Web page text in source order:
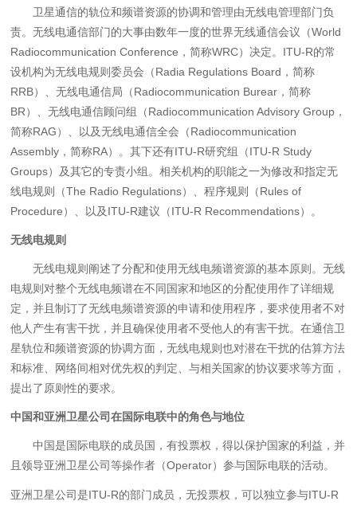
卫星通信的轨位和频谱资源的协调和管理由无线电管理部门负
责。无线电通信部门的大事由数年一度的世界无线通信会议（World
Radiocommunication Conference，简称WRC）决定。ITU-R的常
设机构为无线电规则委员会（Radia Regulations Board，简称
RRB）、无线电通信局（Radiocommunication Burear，简称
BR）、无线电通信顾问组（Radiocommunication Advisory Group，
简称RAG）、以及无线电通信全会（Radiocommunication
Assembly，简称RA）。其下还有ITU-R研究组（ITU-R Study
Groups）及其它的专责小组。相关机构的职能之一为修改和指定无
线电规则（The Radio Regulations）、程序规则（Rules of
Procedure）、以及ITU-R建议（ITU-R Recommendations）。
无线电规则
无线电规则阐述了分配和使用无线电频谱资源的基本原则。无线
电规则对整个无线电频谱在不同国家和地区的分配使用作了详细规
定，并且制订了无线电频谱资源的申请和使用程序，要求使用者不对
他人产生有害干扰，并且确保使用者不受他人的有害干扰。在通信卫
星轨位和频谱资源的协调方面，无线电规则也对潜在干扰的估算方法
和标准、网络间相对优先权的判定、与相关国家的协议要求等方面，
提出了原则性的要求。
中国和亚洲卫星公司在国际电联中的角色与地位
中国是国际电联的成员国，有投票权，得以保护国家的利益，并
且领导亚洲卫星公司等操作者（Operator）参与国际电联的活动。
亚洲卫星公司是ITU-R的部门成员，无投票权，可以独立参与ITU-R